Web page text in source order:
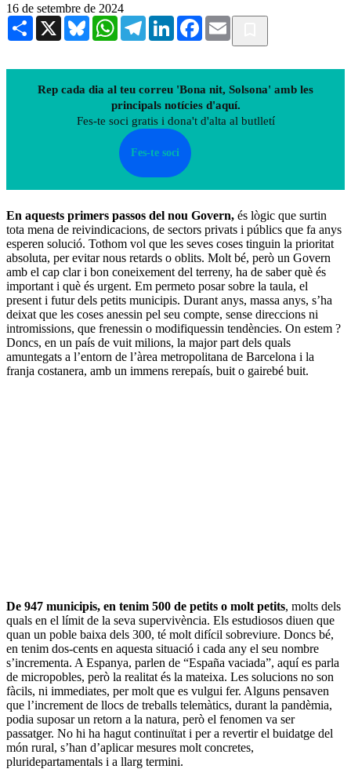
16 de setembre de 2024
Share X BlueskyWhatsAppTelegramLinkedInFacebook
Email
Rep cada dia al teu correu 'Bona nit, Solsona' amb les
principals notícies d'aquí.
Fes-te soci gratis i dona't d'alta al butlletí
Fes-te soci
En aquests primers passos del nou Govern, és lògic que surtin
tota mena de reivindicacions, de sectors privats i públics que fa anys
esperen solució. Tothom vol que les seves coses tinguin la prioritat
absoluta, per evitar nous retards o oblits. Molt bé, però un Govern
amb el cap clar i bon coneixement del terreny, ha de saber què és
important i què és urgent. Em permeto posar sobre la taula, el
present i futur dels petits municipis. Durant anys, massa anys, s’ha
deixat que les coses anessin pel seu compte, sense direccions ni
intromissions, que frenessin o modifiquessin tendències. On estem ?
Doncs, en un país de vuit milions, la major part dels quals
amuntegats a l’entorn de l’àrea metropolitana de Barcelona i la
franja costanera, amb un immens rerepaís, buit o gairebé buit.
De 947 municipis, en tenim 500 de petits o molt petits, molts dels
quals en el límit de la seva supervivència. Els estudiosos diuen que
quan un poble baixa dels 300, té molt difícil sobreviure. Doncs bé,
en tenim dos-cents en aquesta situació i cada any el seu nombre
s’incrementa. A Espanya, parlen de “España vaciada”, aquí es parla
de micropobles, però la realitat és la mateixa. Les solucions no son
fàcils, ni immediates, per molt que es vulgui fer. Alguns pensaven
que l’increment de llocs de treballs telemàtics, durant la pandèmia,
podia suposar un retorn a la natura, però el fenomen va ser
passatger. No hi ha hagut continuïtat i per a revertir el buidatge del
món rural, s’han d’aplicar mesures molt concretes,
pluridepartamentals i a llarg termini.